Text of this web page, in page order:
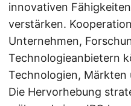
innovativen
verstärken.
Unternehmen,
Technologieanbietern
Technologien, Märkten
Die Hervorhebung